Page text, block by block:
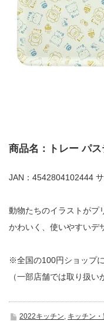
商品名：トレー パ
JAN：4542804102444
動物たちのイラストがプ
かわいく、使いやすいデ
※全国の100円ショップに
（一部店舗では取り扱い
2022キッチン, キッチン